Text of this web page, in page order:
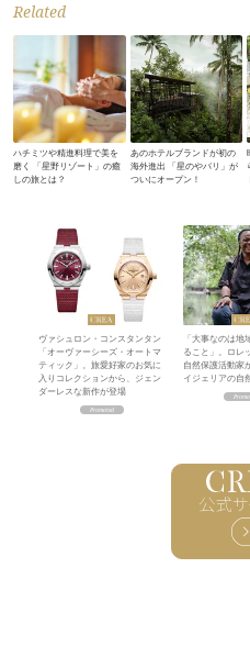
Related
ハチミツや精進料理で美を
磨く 「星野リゾート」の癒
しの旅とは？
あのホテルブランドが初の
海外進出 「星のやバリ」が
ついにオープン！
ヴァシュロン・コンスタンタン
「オーヴァーシーズ・オートマ
ティック」。旅愛好家のお気に
入りコレクションから、ジェン
ダーレスな新作が登場
「大事なのは地
ること」。ロレ
自然保護活動家
イジェリアの自